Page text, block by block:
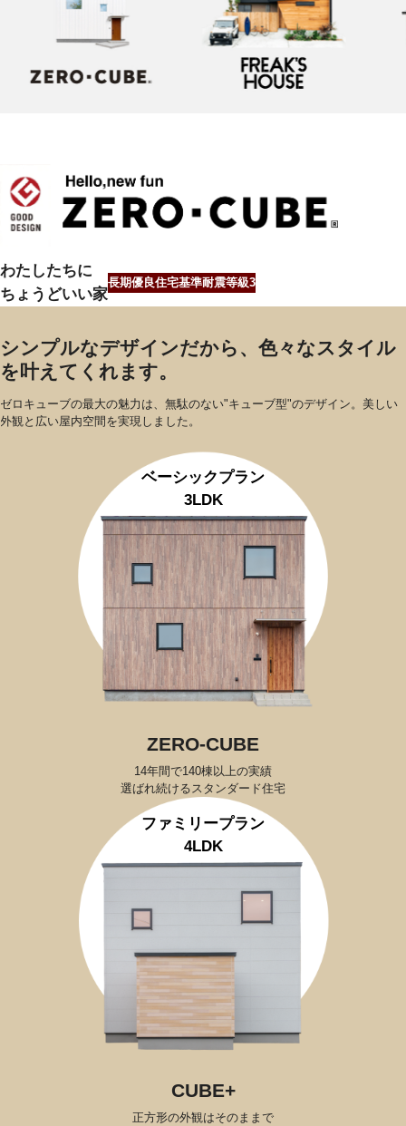
わたしたちに
ちょうどいい家
長期優良住宅基準耐震等級3
シンプルなデザインだから、色々なスタイル
を叶えてくれます。
ゼロキューブの最大の魅力は、無駄のない"キューブ型"のデザイン。美しい
外観と広い屋内空間を実現しました。
ベーシックプラン
3LDK
ZERO-CUBE
14年間で140棟以上の実績
選ばれ続けるスタンダード住宅
ファミリープラン
4LDK
CUBE+
正方形の外観はそのままで